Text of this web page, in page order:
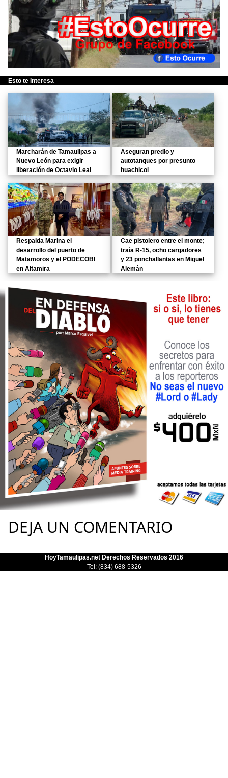
Esto te Interesa
Marcharán de Tamaulipas a
Nuevo León para exigir
liberación de Octavio Leal
Aseguran predio y
autotanques por presunto
huachicol
Respalda Marina el
desarrollo del puerto de
Matamoros y el PODECOBI
en Altamira
Cae pistolero entre el monte;
traía R-15, ocho cargadores
y 23 ponchallantas en Miguel
Alemán
DEJA UN COMENTARIO
HoyTamaulipas.net Derechos Reservados 2016
Tel: (834) 688-5326